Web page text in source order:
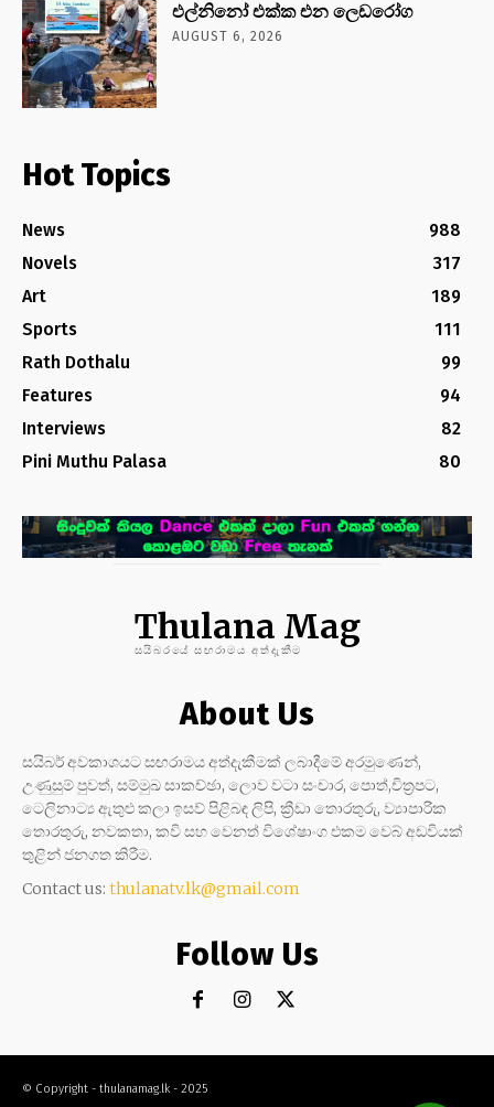
එල්නිනෝ එක්ක එන ලෙඩරෝග
AUGUST 6, 2026
Hot Topics
News
988
Novels
317
Art
189
Sports
111
Rath Dothalu
99
Features
94
Interviews
82
Pini Muthu Palasa
80
Thulana Mag
සයිබරයේ සඟරාමය අත්දැකීම
About Us
සයිබර් අවකාශයට සඟරාමය අත්දැකීමක් ලබාදීමේ අරමුණෙන්,
උණුසුම් පුවත්, සම්මුඛ සාකච්ඡා, ලොව වටා සංචාර, පොත්,චිත්‍රපට,
ටෙලිනාට්‍ය ඇතුළු කලා ඉසව් පිළිබඳ ලිපි, ක්‍රීඩා තොරතුරු, ව්‍යාපාරික
තොරතුරු, නවකතා, කවි සහ වෙනත් විශේෂාංග එකම වෙබ් අඩවියක්
තුළින් ජනගත කිරීම.
Contact us: thulanatv.lk@gmail.com
Follow Us
© Copyright - thulanamag.lk - 2025